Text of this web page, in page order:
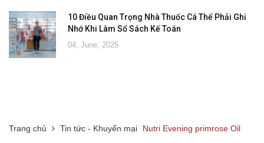
10 Điều Quan Trọng Nhà Thuốc Cá Thể Phải Ghi
Nhớ Khi Làm Sổ Sách Kế Toán
04, June, 2025
Trang chủ Tin tức - Khuyến mại Nutri Evening primrose Oil